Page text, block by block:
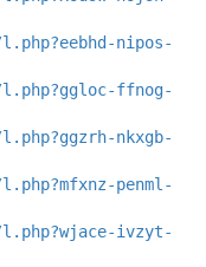
nipos-
ffnog-
nkxgb-
penml-
ivzyt-